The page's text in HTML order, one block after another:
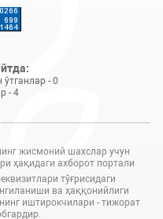
ўтганлар - 0
- 4
жисмоний шахслар учун
ҳақидаги ахборот портали
тўғрисидаги
ва ҳаққонийлиги
иштирокчилари - тижорат